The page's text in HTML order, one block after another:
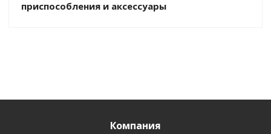
приспособления и аксессуары
Компания